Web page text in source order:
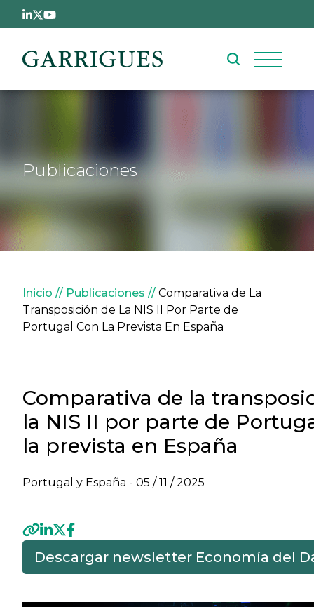
Pasar al contenido principal
Publicaciones
Sobrescribir enlaces de
Inicio Publicaciones
Comparativa de La
Transposición de La NIS II Por Parte de
Portugal Con La Prevista En España
Comparativa de la
la NIS II por parte de
la prevista en España
Portugal y España - 05 / 11 / 2025
Descargar newsletter Economía del